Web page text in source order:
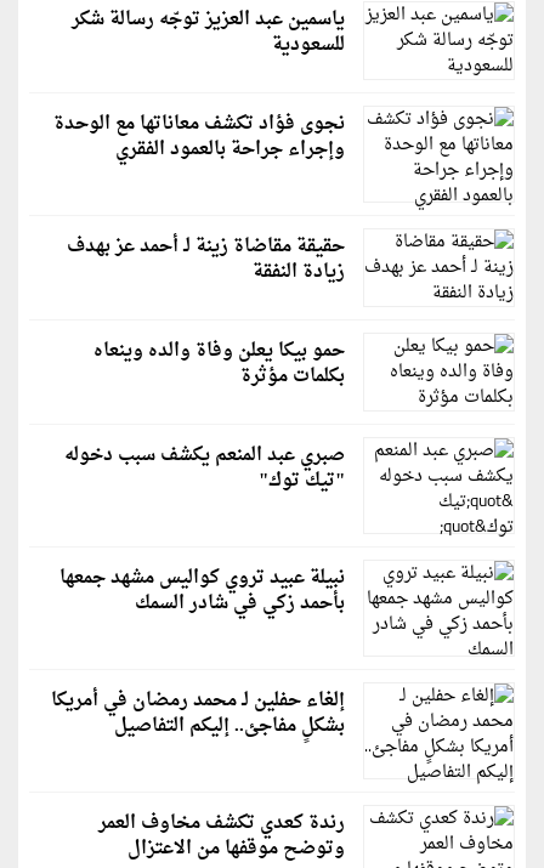
ياسمين عبد العزيز توجّه رسالة شكر
للسعودية
نجوى فؤاد تكشف معاناتها مع الوحدة
وإجراء جراحة بالعمود الفقري
حقيقة مقاضاة زينة لـ أحمد عز بهدف
زيادة النفقة
حمو بيكا يعلن وفاة والده وينعاه
بكلمات مؤثرة
صبري عبد المنعم يكشف سبب دخوله
"تيك توك"
نبيلة عبيد تروي كواليس مشهد جمعها
بأحمد زكي في شادر السمك
إلغاء حفلين لـ محمد رمضان في أمريكا
بشكلٍ مفاجئ.. إليكم التفاصيل
رندة كعدي تكشف مخاوف العمر
وتوضح موقفها من الاعتزال